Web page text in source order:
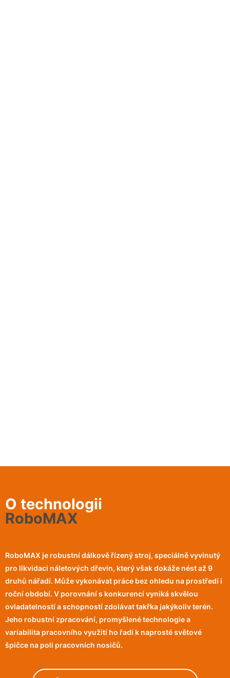
O technologii
RoboMAX
RoboMAX je robustní dálkově řízený stroj, speciálně vyvinutý
pro likvidaci náletových dřevin, který však dokáže nést až 9
druhů nářadí. Může vykonávat práce bez ohledu na prostředí i
roční období. V porovnání s konkurencí vyniká skvělou
ovladatelností a schopností zdolávat takřka jakýkoliv terén.
Jeho robustní zpracování, promyšlené technologie a
variabilita pracovního využití ho řadí k naprosté světové
špičce na poli pracovních nosičů.